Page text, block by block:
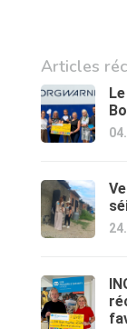
Articles